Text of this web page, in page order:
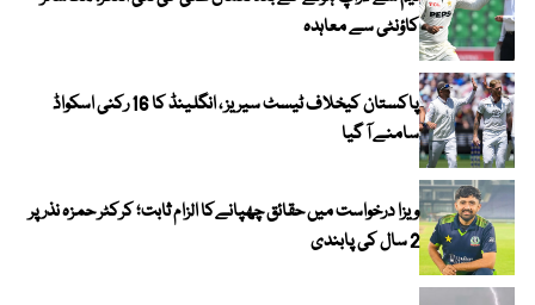
کاؤنٹی سے معاہدہ
پاکستان کیخلاف ٹیسٹ سیریز ، انگلینڈ کا 16 رکنی اسکواڈ
سامنے آ گیا
ویزا درخواست میں حقائق چھپانےکا الزام ثابت؛ کرکٹر حمزہ نذر پر
2 سال کی پابندی